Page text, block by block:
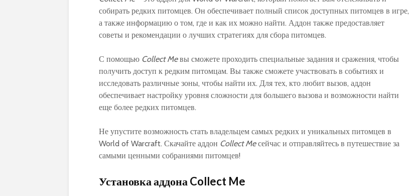
собирать редких питомцев. Он обеспечивает полный список доступных питомцев в игре,
а также информацию о том, где и как их можно найти. Аддон также предоставляет
советы и рекомендации о лучших стратегиях для сбора питомцев.
С помощью Collect Meвы сможете проходить специальные задания и сражения, чтобы
получить доступ к редким питомцам. Вы также сможете участвовать в событиях и
исследовать различные зоны, чтобы найти их. Для тех, кто любит вызов, аддон
обеспечивает настройку уровня сложности для большего вызова и возможности найти
еще более редких питомцев.
Не упустите возможность стать владельцем самых редких и уникальных питомцев в
World of Warcraft. Скачайте аддон Collect Meсейчас и отправляйтесь в путешествие за
самыми ценными собраниями питомцев!
Установка аддона Collect Me